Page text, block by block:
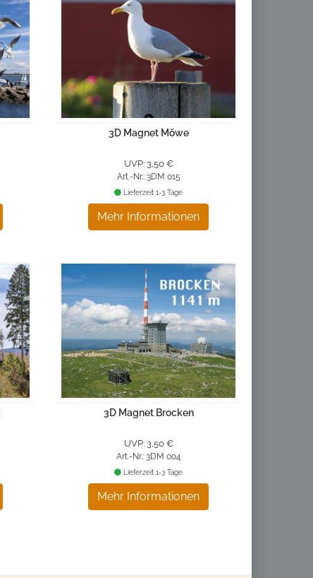
3D Magnet Möwe
UVP: 3,50 €
Art.-Nr.: 3DM 015
Mehr Informationen
Lieferzeit 1-3 Tage
3D Magnet Brocken
UVP: 3,50 €
Art.-Nr.: 3DM 004
Mehr Informationen
Lieferzeit 1-3 Tage